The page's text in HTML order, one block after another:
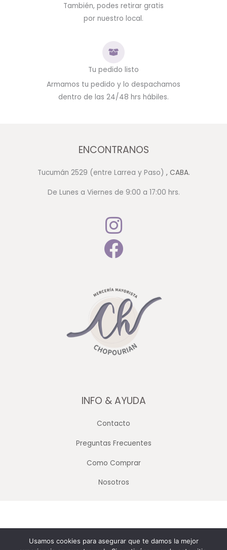
También, podes retirar gratis
por nuestro local.
Tu pedido listo
Armamos tu pedido y lo despachamos
dentro de las 24/48 hrs hábiles.
ENCONTRANOS
Tucumán 2529 (entre Larrea y Paso) , CABA.
De Lunes a Viernes de 9:00 a 17:00 hrs.
INFO & AYUDA
Contacto
Preguntas Frecuentes
Como Comprar
Nosotros
Usamos cookies para asegurar que te damos la mejor